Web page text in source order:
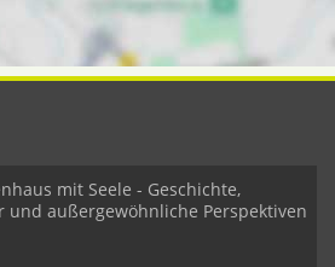
mit Seele - Geschichte,
und außergewöhnliche Perspektiven